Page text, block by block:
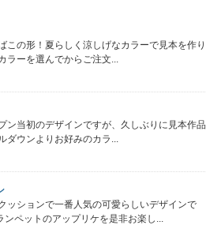
この形！夏らしく涼しげなカラーで見本を作り
ラーを選んでからご注文...
ン当初のデザインですが、久しぶりに見本作品
ダウンよりお好みのカラ...
ッションで一番人気の可愛らしいデザインで
ペットのアップリケを是非お楽し...